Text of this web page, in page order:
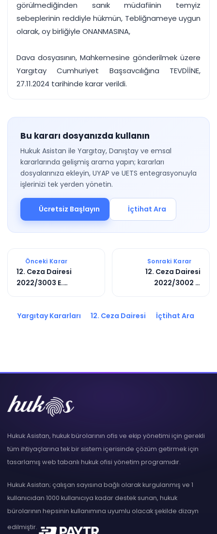
görülmediğinden sanık müdafiinin temyiz
sebeplerinin reddiyle hükmün, Tebliğnameye uygun
olarak, oy birliğiyle ONANMASINA,
Dava dosyasının, Mahkemesine gönderilmek üzere
Yargıtay Cumhuriyet Başsavcılığına TEVDİİNE,
27.11.2024 tarihinde karar verildi.
Bu kararı dosyanızda kullanın
Hukuk Asistan ile Yargıtay, Danıştay ve emsal
kararlarında gelişmiş arama yapın; kararları
dosyalarınıza ekleyin, UYAP ve UETS entegrasyonuyla
işlerinizi tek yerden yönetin.
Ücretsiz Başlayın İçtihat Ara
Önceki Karar
12. Ceza Dairesi
2022/3003 E.
Sonraki Karar
12. Ceza Dairesi
2022/3002 E.
Yargıtay Kararları 12. Ceza Dairesi İçtihat Ara
Hukuk Asistan, hukuk bürolarının ofis ve ekip yönetimi için gerekli
tüm ihtiyaçlarına tek bir sistem içerisinde çözüm getirmek için
tasarlamış web tabanlı hukuk ofisi yönetim programıdır.
Hukuk Asistan; çalışan sayısına bağlı olarak kurgulanmış ve 1
kullanıcıdan 1000 kullanıcıya kadar destek sunan, hukuk
bürolarının hepsinin kullanımına uyumlu olacak şekilde dizayn
edilmiştir.